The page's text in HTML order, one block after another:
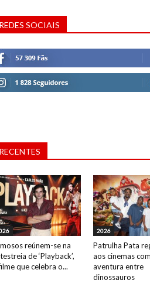
SOCIAIS
reúnem-se na
de ‘Playback’,
que celebra o...
2026
Patrulha Pata
aos cinemas
aventura entre
dinossauros